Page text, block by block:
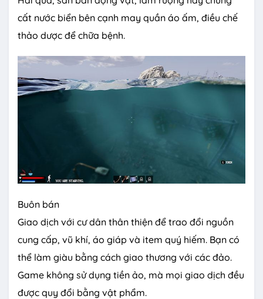
cất nước biển bên cạnh may quần áo ấm, điều chế
thảo dược để chữa bệnh.
Buôn bán
Giao dịch với cư dân thân thiện để trao đổi nguồn
cung cấp, vũ khí, áo giáp và item quý hiếm. Bạn có
thể làm giàu bằng cách giao thương với các đảo.
Game không sử dụng tiền ảo, mà mọi giao dịch đều
được quy đổi bằng vật phẩm.